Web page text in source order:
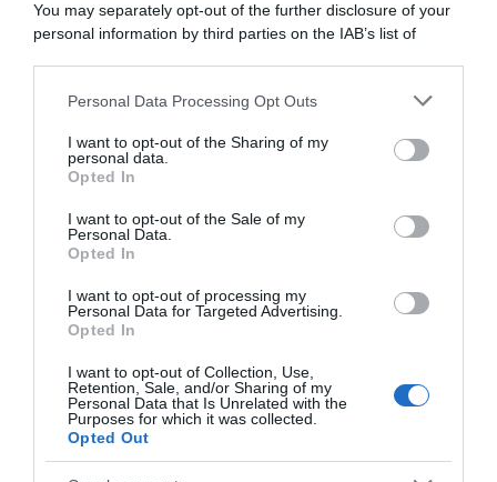
You may separately opt-out of the further disclosure of your
personal information by third parties on the IAB’s list of
This information may also be disclosed by us to third parties
disclose it to other third parties.
Please note that this website/app uses one or more Google
services and may gather and store information including but
not limited to your visit or usage behaviour. You may click to
grant or deny consent to Google and its third-party tags to
consent section.
Personal Data Processing Opt Outs
I want to opt-out of the Sharing of my
personal data.
Opted In
I want to opt-out of the Sale of my
Personal Data.
Opted In
I want to opt-out of processing my
Personal Data for Targeted Advertising.
Opted In
I want to opt-out of Collection, Use,
Retention, Sale, and/or Sharing of my
Personal Data that Is Unrelated with the
Purposes for which it was collected.
Opted Out
Lordo: ecco come
procedere